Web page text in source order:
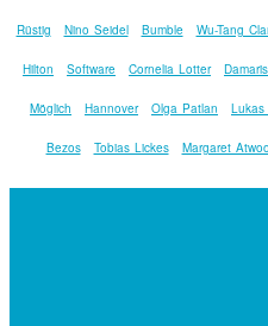
Rüstig Nino Seidel Bumble Wu-Tang
Hilton Software Cornelia Lotter
Möglich Hannover Olga Patlan Lukas
Bezos Tobias Lickes Margaret